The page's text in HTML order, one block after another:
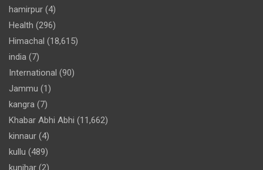
hamirpur (4)
Health (296)
Himachal (18,615)
india (7)
International (90)
Jammu (1)
kangra (7)
Khabar Abhi Abhi (11,662)
kinnaur (4)
kullu (489)